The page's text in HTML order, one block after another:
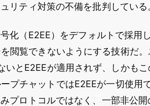
リティ対策の不備を批判している
（E2EE）をデフォルトで採用し
閲覧できないようにする技術だ
とE2EEが適用されず、しかも
プチャットではE2EEが一切使用
プロトコルではなく、一部非公